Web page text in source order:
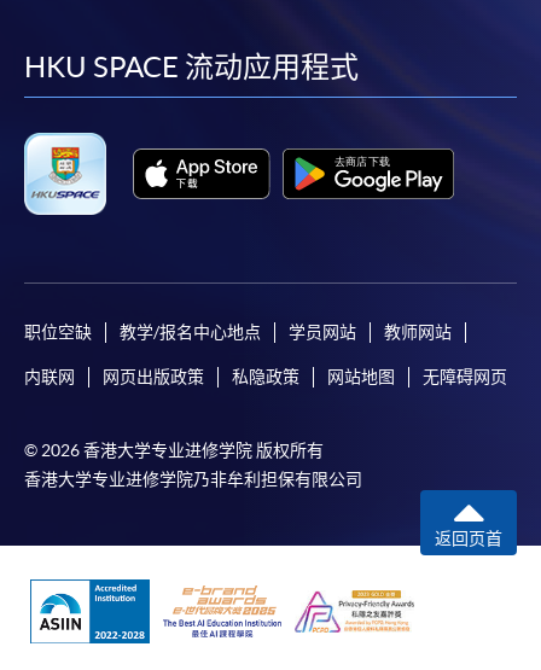
大部份公开招生的课程（以先到先得形式报名）及个
别学历颁授课程提供网上报名/注册服务，申请人可在
网上使用「缴费灵」（不适用於手机）、VISA或
Mastercard缴付有关课程的报名费或学费。除上述支
付方式之外，如就读学历颁授课程设有网上服务，学
员亦可以微信支付（Online WeChat Pay）、支付宝
参阅报名办法 -网上报名服务。
注意事项:
名程序，建议申请人亲身到学院报名中心报名，并避
免使用支票付款。
除由学院裁定的特殊情况（例如课程因报名人数不足
而取消）之外，一切已缴费用概不退还。如获学院批
准退还款项，以现金、易办事、微信支付、支付宝、
支票或缴费灵（只限网上付款）方式缴交之款项，将
facebook
youtube
linkedin
HKU SPACE 流动应用程式
职位空缺 教学/报名中心地点 学员网站 教师网站
内联网 网页出版政策 私隐政策 网站地图 无障碍网页
© 2026 香港大学专业进修学院 版权所有
香港大学专业进修学院乃非牟利担保有限公司
返回页首